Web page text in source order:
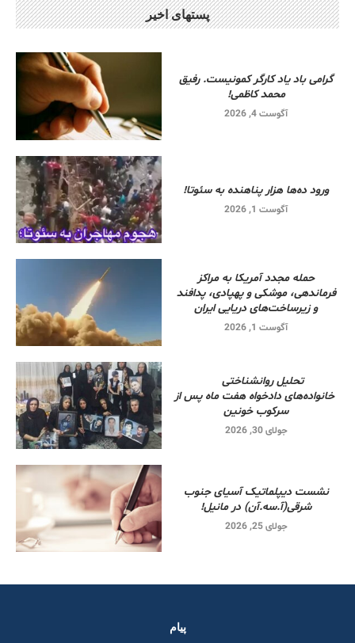
پستهای اخیر
گرامی باد یاد کارگر کمونیست. رفیق
محمد کاظمی!
آگوست 4, 2026
ورود ده‌ها هزار پناهنده به سئوتا!
آگوست 1, 2026
حمله مجدد آمریکا به مراکز
فرماندهی، موشکی و پهپادی، پدافند
و زیرساخت‌های دریایی ایران
آگوست 1, 2026
تحلیل روانشناختی
خانواده‌های دادخواه هفت ماه پس از
سرکوب خونین
جولای 30, 2026
نشست دیپلماتیک آسیای جنوب
شرقی‌(آ.سه.آن) در مانیل!
جولای 25, 2026
پیام